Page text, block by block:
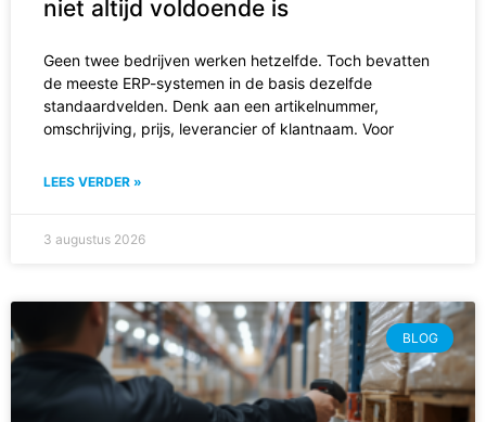
niet altijd voldoende is
Geen twee bedrijven werken hetzelfde. Toch bevatten
de meeste ERP-systemen in de basis dezelfde
standaardvelden. Denk aan een artikelnummer,
omschrijving, prijs, leverancier of klantnaam. Voor
LEES VERDER »
3 augustus 2026
BLOG